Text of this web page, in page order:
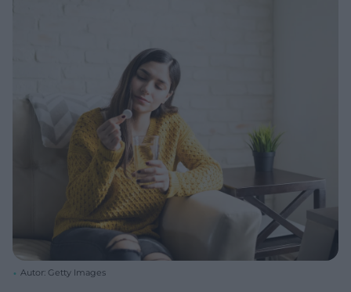
Autor: Getty Images